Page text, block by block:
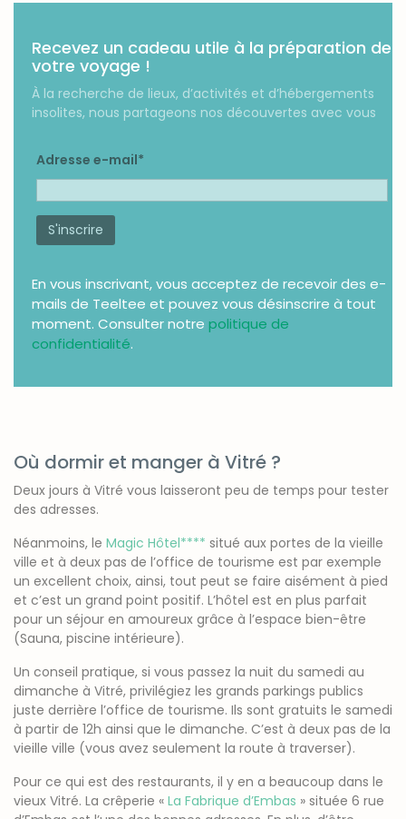
Recevez un cadeau utile à la préparation de
votre voyage !
À la recherche de lieux, d’activités et d’hébergements
insolites, nous partageons nos découvertes avec vous
Adresse e-mail*
En vous inscrivant, vous acceptez de recevoir des e-
mails de Teeltee et pouvez vous désinscrire à tout
moment. Consulter notre politique de
confidentialité.
Où dormir et manger à Vitré ?
Deux jours à Vitré vous laisseront peu de temps pour tester
des adresses.
Néanmoins, le Magic Hôtel**** situé aux portes de la vieille
ville et à deux pas de l’office de tourisme est par exemple
un excellent choix, ainsi, tout peut se faire aisément à pied
et c’est un grand point positif. L’hôtel est en plus parfait
pour un séjour en amoureux grâce à l’espace bien-être
(Sauna, piscine intérieure).
Un conseil pratique, si vous passez la nuit du samedi au
dimanche à Vitré, privilégiez les grands parkings publics
juste derrière l’office de tourisme. Ils sont gratuits le samedi
à partir de 12h ainsi que le dimanche. C’est à deux pas de la
vieille ville (vous avez seulement la route à traverser).
Pour ce qui est des restaurants, il y en a beaucoup dans le
vieux Vitré. La crêperie « La Fabrique d’Embas » située 6 rue